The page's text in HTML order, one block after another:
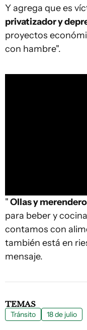
Y agrega que es
privatizador y
proyectos
con hambre".
"Ollas y
para beber y
contamos con
también está en
mensaje.
TEMAS
Tránsito 18 de julio